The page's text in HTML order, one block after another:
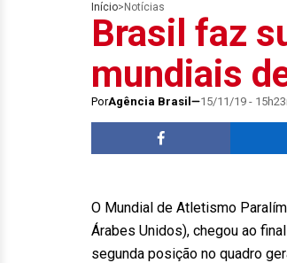
Início> Notícias
Brasil faz
mundiais
PorAgência Brasil 15/11/19 -
O Mundial de Atletismo
Árabes Unidos), chegou ao
segunda posição no quadro